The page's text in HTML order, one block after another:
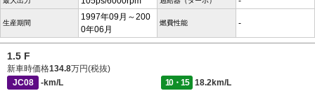
生産期間
1997年09月～200
0年06月
燃費性能 -
1.5 F
新車時価格134.8万円(税抜)
JC08
-km/L 10・15
18.2km/L